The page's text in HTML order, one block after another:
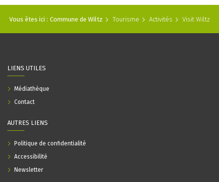
Vous êtes ici : Commune de Wiltz Tourisme Activités Visit Wiltz
LIENS UTILES
Médiathèque
Contact
AUTRES LIENS
Politique de confidentialité
Accessibilité
Newsletter